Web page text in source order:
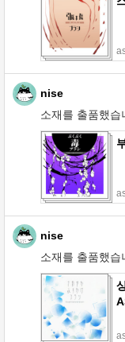
nise
소재를 출품했습
nise
소재를 출품했습